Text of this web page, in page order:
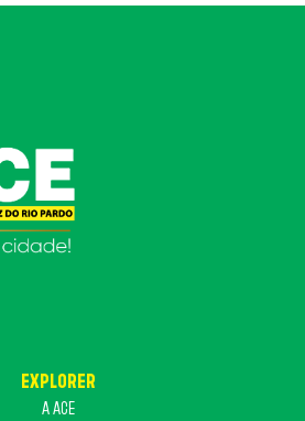
EXPLORER
A ACE